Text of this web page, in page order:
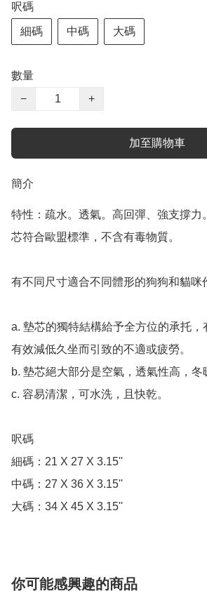
呎碼
細碼 中碼 大碼
數量
−
+
加至購物車
簡介
特性：疏水。透氣。高回彈、強支撐力
芯符合歐盟標準，不含有毒物質。
有不同尺寸適合不同體形的狗狗和貓咪
a. 墊芯的獨特結構給予全方位的承托，
有效減低久坐而引致的不適或疲勞。
b. 墊芯絕大部分是空氣，透氣性高，冬
c. 容易清潔，可水洗，且快乾。
呎碼
細碼：21 X 27 X 3.15''
中碼：27 X 36 X 3.15''
大碼：34 X 45 X 3.15''
你可能感興趣的商品